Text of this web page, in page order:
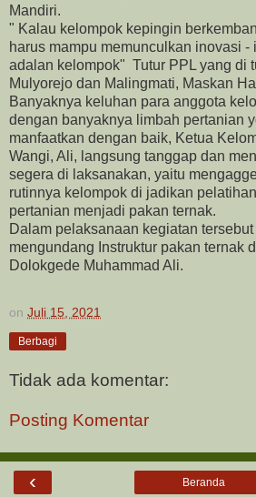
Mandiri.
" Kalau kelompok kepingin
harus mampu memunculkan inovasi
adalan kelompok" Tutur PPL yang di
Mulyorejo dan Malingmati, Maskan
Banyaknya keluhan para anggota
dengan banyaknya limbah pertanian
manfaatkan dengan baik, Ketua
Wangi, Ali, langsung tanggap dan
segera di laksanakan, yaitu
rutinnya kelompok di jadikan
pertanian menjadi pakan ternak.
Dalam pelaksanaan kegiatan
mengundang Instruktur pakan ternak
Dolokgede Muhammad Ali.
on Juli 15, 2021
Berbagi
Tidak ada komentar:
Posting Komentar
‹ Beranda